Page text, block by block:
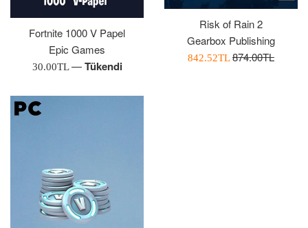
Fortnite 1000 V Papel
Epic Games
Normal
30.00TL—Tükendi
Risk of Rain 2
Gearbox Publishing
İndirimli
842.52TLNormal
874.00TL